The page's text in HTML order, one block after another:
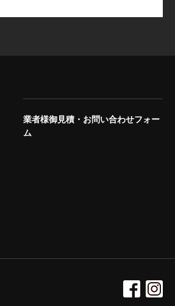
業者様御見積・お問い合わせフォー
ム